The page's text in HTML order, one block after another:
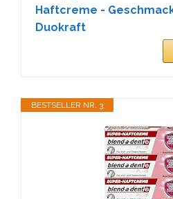
Haftcreme -
Duokraft
BESTSELLER NR. 3